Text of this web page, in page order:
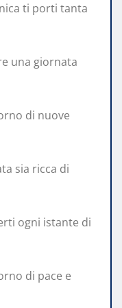
ti porti tanta
una giornata
di nuove
sia ricca di
ogni istante di
di pace e